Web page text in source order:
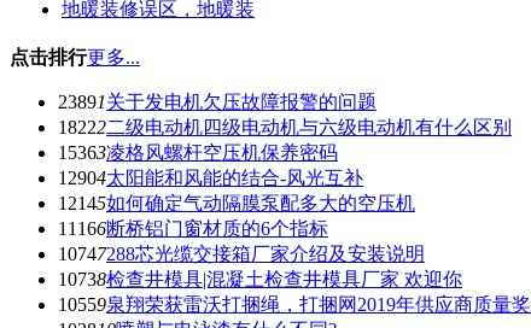
地暖装修误区，地暖装
点击排行更多...
23891关于发电机欠压故障报警的问题
18222二级电动机四级电动机与六级电动机有什么区别
15363凌格风螺杆空压机保养密码
12904太阳能和风能的结合-风光互补
12145如何确定气动隔膜泵配多大的空压机
11166断桥铝门窗材质的6个指标
10747288芯光缆交接箱厂家介绍及安装说明
10738检查井模具|混凝土检查井模具厂家 欢迎你
10559泉翔荣获雷沃打捆绳，打捆网2019年供应商质量奖